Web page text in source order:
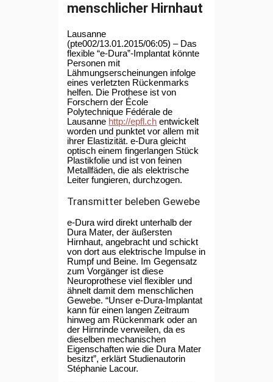
menschlicher Hirnhaut
Lausanne
(pte002/13.01.2015/06:05) – Das
flexible “e-Dura”-Implantat könnte
Personen mit
Lähmungserscheinungen infolge
eines verletzten Rückenmarks
helfen. Die Prothese ist von
Forschern der École
Polytechnique Fédérale de
Lausanne http://epfl.ch entwickelt
worden und punktet vor allem mit
ihrer Elastizität. e-Dura gleicht
optisch einem fingerlangen Stück
Plastikfolie und ist von feinen
Metallfäden, die als elektrische
Leiter fungieren, durchzogen.
Transmitter beleben Gewebe
e-Dura wird direkt unterhalb der
Dura Mater, der äußersten
Hirnhaut, angebracht und schickt
von dort aus elektrische Impulse in
Rumpf und Beine. Im Gegensatz
zum Vorgänger ist diese
Neuroprothese viel flexibler und
ähnelt damit dem menschlichen
Gewebe. “Unser e-Dura-Implantat
kann für einen langen Zeitraum
hinweg am Rückenmark oder an
der Hirnrinde verweilen, da es
dieselben mechanischen
Eigenschaften wie die Dura Mater
besitzt”, erklärt Studienautorin
Stéphanie Lacour.